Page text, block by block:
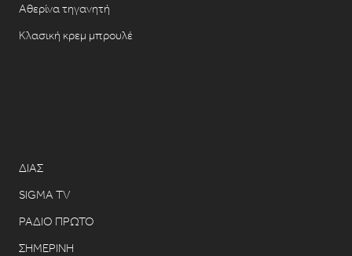
Αθερίνα τηγανητή
Κλασική κρεμ μπρουλέ
ΔΙΑΣ
SIGMA TV
ΡΑΔΙΟ ΠΡΩΤΟ
ΣΗΜΕΡΙΝΗ